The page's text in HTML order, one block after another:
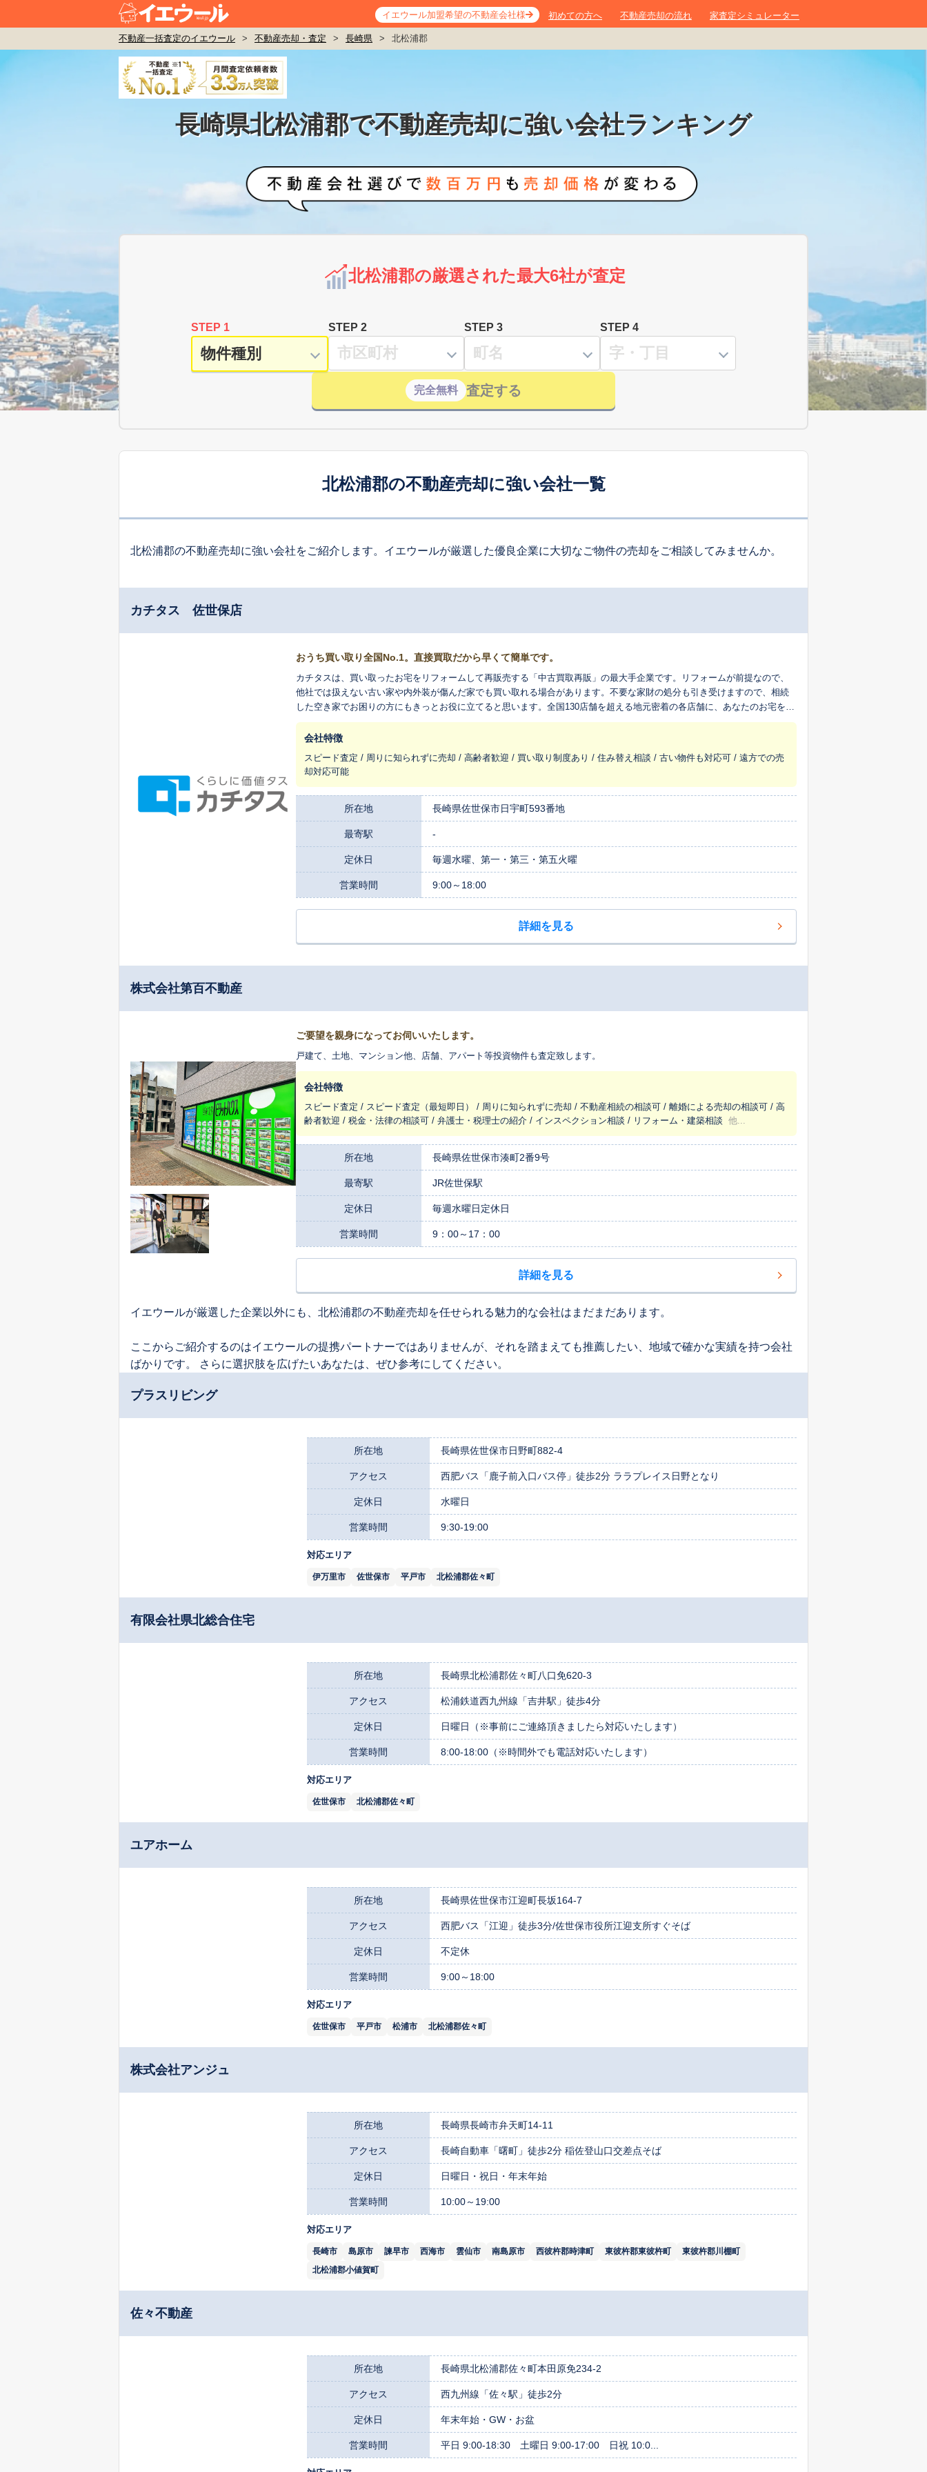
イエウール加盟希望の不動産会社様 初めての方へ 不動産売却の流れ 家査定シミュレーター
不動産一括査定のイエウール > 不動産売却・査定 > 長崎県 > 北松浦郡
長崎県北松浦郡で不動産売却に強い会社ランキング
北松浦郡の厳選された最大6社が査定
STEP 1 STEP 2 STEP 3 STEP 4
完全無料 査定する
北松浦郡の不動産売却に強い会社一覧
北松浦郡の不動産売却に強い会社をご紹介します。イエウールが厳選した優良企業に大切なご物件の売却をご相談してみませんか。
カチタス 佐世保店
おうち買い取り全国No.1。直接買取だから早くて簡単です。
カチタスは、買い取ったお宅をリフォームして再販売する「中古買取再販」の最大手企業です。リフォームが前提なので、
他社では扱えない古い家や内外装が傷んだ家でも買い取れる場合があります。不要な家財の処分も引き受けますので、相続
した空き家でお困りの方にもきっとお役に立てると思います。全国130店舗を超える地元密着の各店舗に、あなたのお宅を生
まれ変わらせ、長く住みつなぐお手伝いをさせてください。
会社特徴
スピード査定 / 周りに知られずに売却 / 高齢者歓迎 / 買い取り制度あり / 住み替え相談 / 古い物件も対応可 / 遠方での売
却対応可能
所在地 長崎県佐世保市日宇町593番地
最寄駅 -
定休日 毎週水曜、第一・第三・第五火曜
営業時間 9:00～18:00
詳細を見る
株式会社第百不動産
ご要望を親身になってお伺いいたします。
戸建て、土地、マンション他、店舗、アパート等投資物件も査定致します。
会社特徴
スピード査定 / スピード査定（最短即日） / 周りに知られずに売却 / 不動産相続の相談可 / 離婚による売却の相談可 / 高
齢者歓迎 / 税金・法律の相談可 / 弁護士・税理士の紹介 / インスペクション相談 / リフォーム・建築相談 他...
所在地 長崎県佐世保市湊町2番9号
最寄駅 JR佐世保駅
定休日 毎週水曜日定休日
営業時間 9：00～17：00
詳細を見る
イエウールが厳選した企業以外にも、北松浦郡の不動産売却を任せられる魅力的な会社はまだまだあります。
ここからご紹介するのはイエウールの提携パートナーではありませんが、それを踏まえても推薦したい、地域で確かな実績を持つ会社
ばかりです。 さらに選択肢を広げたいあなたは、ぜひ参考にしてください。
プラスリビング
所在地 長崎県佐世保市日野町882-4
アクセス 西肥バス「鹿子前入口バス停」徒歩2分 ララプレイス日野となり
定休日 水曜日
営業時間 9:30-19:00
対応エリア
伊万里市 佐世保市 平戸市 北松浦郡佐々町
有限会社県北総合住宅
所在地 長崎県北松浦郡佐々町八口免620-3
アクセス 松浦鉄道西九州線「吉井駅」徒歩4分
定休日 日曜日（※事前にご連絡頂きましたら対応いたします）
営業時間 8:00-18:00（※時間外でも電話対応いたします）
対応エリア
佐世保市 北松浦郡佐々町
ユアホーム
所在地 長崎県佐世保市江迎町長坂164-7
アクセス 西肥バス「江迎」徒歩3分/佐世保市役所江迎支所すぐそば
定休日 不定休
営業時間 9:00～18:00
対応エリア
佐世保市 平戸市 松浦市 北松浦郡佐々町
株式会社アンジュ
所在地 長崎県長崎市弁天町14-11
アクセス 長崎自動車「曙町」徒歩2分 稲佐登山口交差点そば
定休日 日曜日・祝日・年末年始
営業時間 10:00～19:00
対応エリア
長崎市 島原市 諫早市 西海市 雲仙市 南島原市 西彼杵郡時津町 東彼杵郡東彼杵町
東彼杵郡川棚町
北松浦郡小値賀町
佐々不動産
所在地 長崎県北松浦郡佐々町本田原免234-2
アクセス 西九州線「佐々駅」徒歩2分
定休日 年末年始・GW・お盆
営業時間 平日 9:00-18:30 土曜日 9:00-17:00 日祝 10:0...